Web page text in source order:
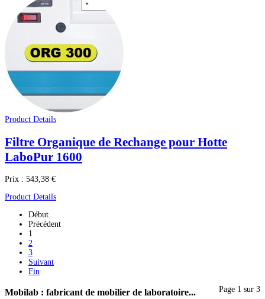
Product Details
Filtre Organique de Rechange pour Hotte
LaboPur 1600
Prix : 543,38 €
Product Details
Début
Précédent
1
2
3
Suivant
Fin
Page 1 sur 3
Mobilab : fabricant de mobilier de laboratoire...